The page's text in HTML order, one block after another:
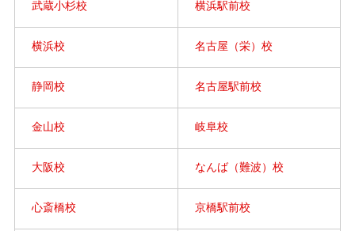
武蔵小杉校 横浜駅前校
横浜校 名古屋（栄）校
静岡校 名古屋駅前校
金山校 岐阜校
大阪校 なんば（難波）校
心斎橋校 京橋駅前校